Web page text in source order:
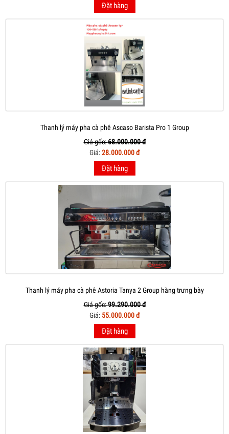
Đặt hàng
Thanh lý máy pha cà phê Ascaso Barista Pro 1 Group
Giá gốc:68.000.000 đ
Giá:28.000.000 đ
Đặt hàng
Thanh lý máy pha cà phê Astoria Tanya 2 Group hàng trưng bày
Giá gốc:99.290.000 đ
Giá: 55.000.000 đ
Đặt hàng